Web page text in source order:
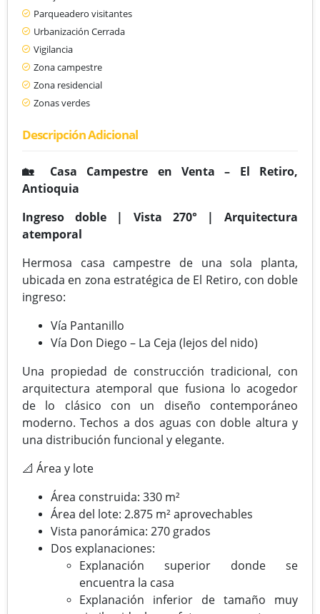
Parqueadero visitantes
Urbanización Cerrada
Vigilancia
Zona campestre
Zona residencial
Zonas verdes
Descripción Adicional
🏡 Casa Campestre en Venta – El Retiro,
Antioquia
Ingreso doble | Vista 270° | Arquitectura
atemporal
Hermosa casa campestre de una sola planta,
ubicada en zona estratégica de El Retiro, con doble
ingreso:
Vía Pantanillo
Vía Don Diego – La Ceja (lejos del nido)
Una propiedad de construcción tradicional, con
arquitectura atemporal que fusiona lo acogedor
de lo clásico con un diseño contemporáneo
moderno. Techos a dos aguas con doble altura y
una distribución funcional y elegante.
📐 Área y lote
Área construida: 330 m²
Área del lote: 2.875 m² aprovechables
Vista panorámica: 270 grados
Dos explanaciones:
Explanación superior donde se
encuentra la casa
Explanación inferior de tamaño muy